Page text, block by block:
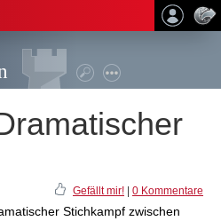
Gefällt mir! 0 Kommentare
Stichkampf zwischen